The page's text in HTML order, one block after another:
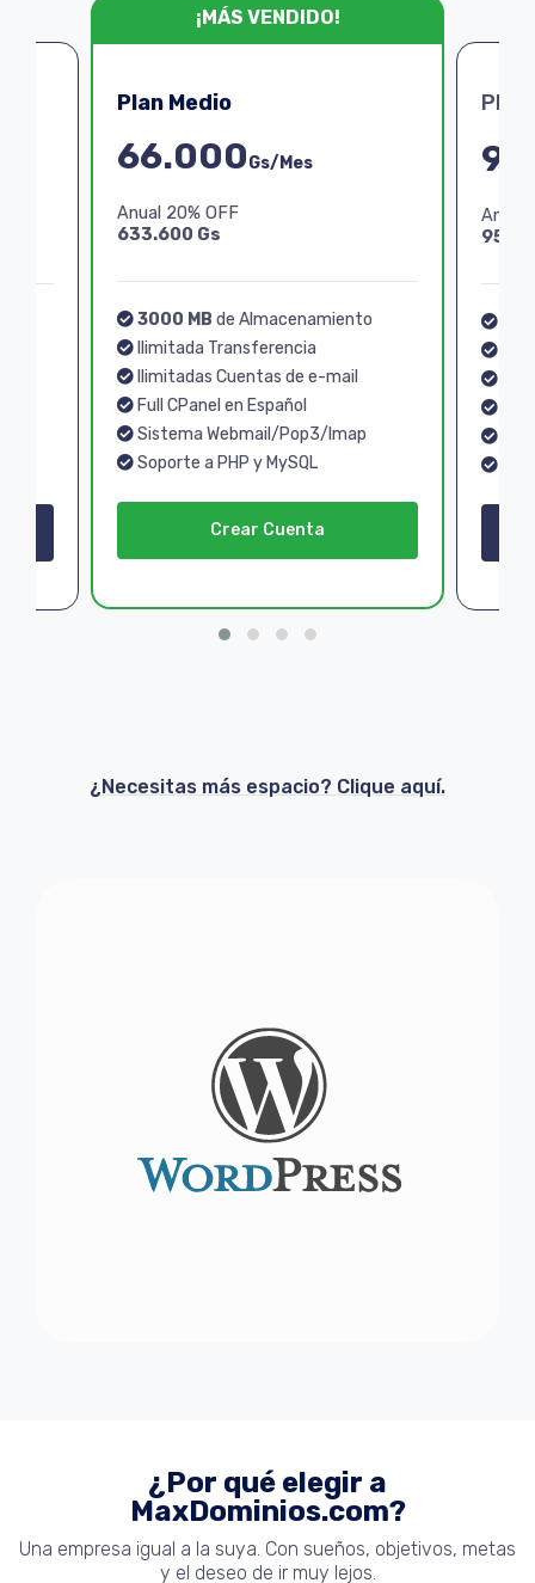
¡MÁS VENDIDO!
Plan Medio
66.000Gs/Mes
Anual 20% OFF
633.600 Gs
3000 MB de Almacenamiento
Ilimitada Transferencia
Ilimitadas Cuentas de e-mail
Full CPanel en Español
Sistema Webmail/Pop3/Imap
Soporte a PHP y MySQL
Crear Cuenta
Plan
Anual
¿Necesitas más espacio? Clique aquí.
¿Por qué elegir a
MaxDominios.com?
Una empresa igual a la suya. Con sueños, objetivos, metas
y el deseo de ir muy lejos.